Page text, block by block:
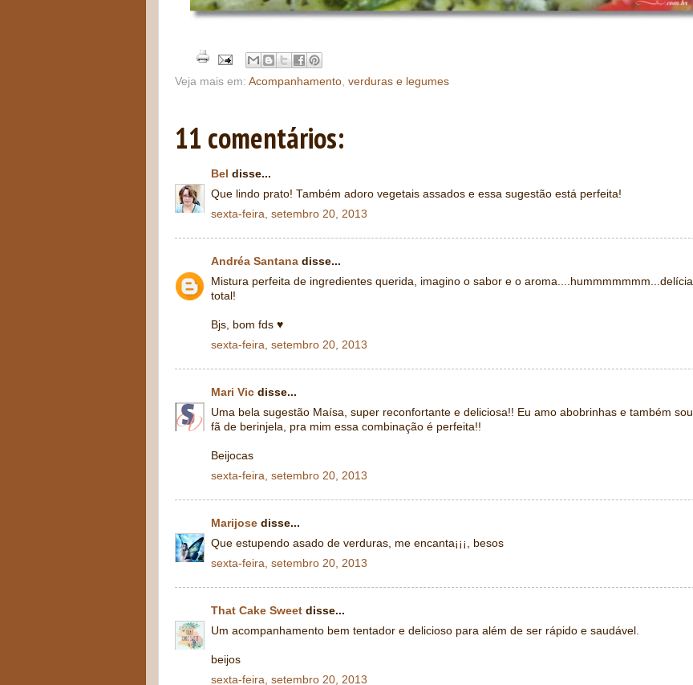
Veja mais em: Acompanhamento verduras e legumes
11 comentários:
Bel disse...
Que lindo prato! Também adoro vegetais assados e essa sugestão está perfeita!
sexta-feira, setembro 20, 2013
Andréa Santana disse...
Mistura perfeita de ingredientes querida, imagino o sabor e o aroma....hummmmmmm...delícia
total!
Bjs, bom fds ♥
sexta-feira, setembro 20, 2013
Mari Vic disse...
Uma bela sugestão Maísa, super reconfortante e deliciosa!! Eu amo abobrinhas e também sou
fã de berinjela, pra mim essa combinação é perfeita!!
Beijocas
sexta-feira, setembro 20, 2013
Marijose disse...
Que estupendo asado de verduras, me encanta¡¡¡, besos
sexta-feira, setembro 20, 2013
That Cake Sweet disse...
Um acompanhamento bem tentador e delicioso para além de ser rápido e saudável.
beijos
sexta-feira, setembro 20, 2013